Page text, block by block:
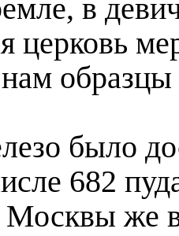
в
церковь
было
682
же